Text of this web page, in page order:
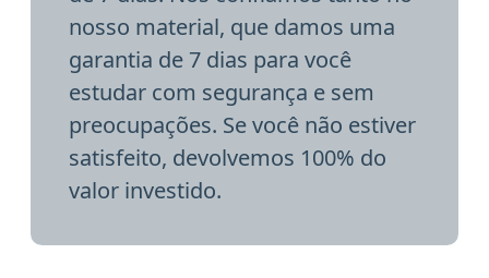
nosso material, que damos uma
garantia de 7 dias para você
estudar com segurança e sem
preocupações. Se você não estiver
satisfeito, devolvemos 100% do
valor investido.